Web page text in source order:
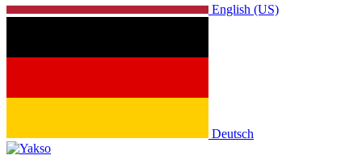
English (US)
Deutsch